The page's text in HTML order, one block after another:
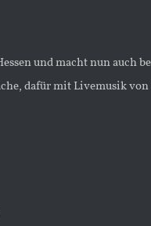
und macht nun auch
dafür mit Livemusik